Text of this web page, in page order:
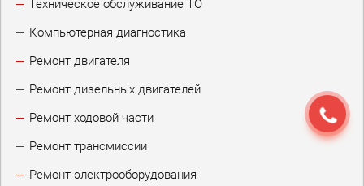
Техническое обслуживание ТО
Компьютерная диагностика
Ремонт двигателя
Ремонт дизельных двигателей
Ремонт ходовой части
Ремонт трансмиссии
Ремонт электрооборудования